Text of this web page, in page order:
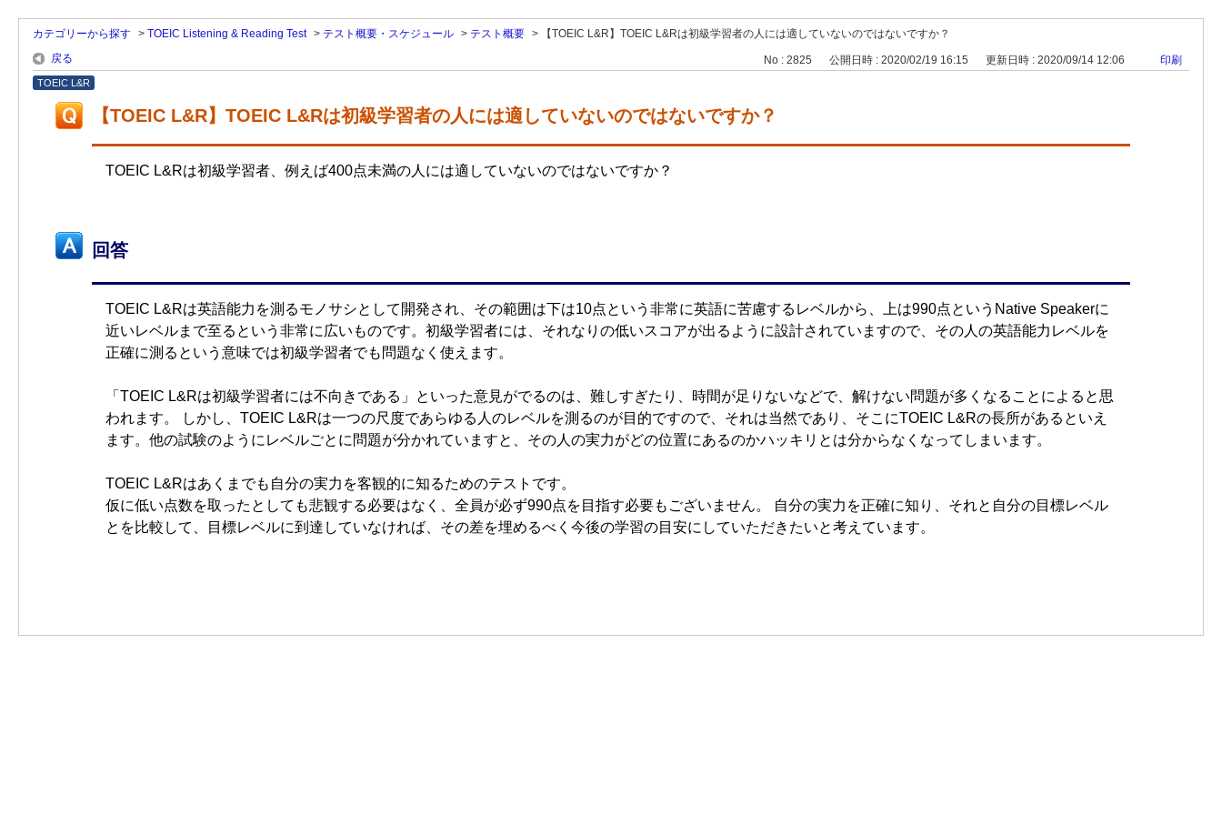
カテゴリーから探す > TOEIC Listening & Reading Test > テスト概要・スケジュール > テスト概要 >
【TOEIC L&R】TOEIC L&Rは初級学習者の人には適していないのではないですか？
戻る
No : 2825 公開日時 : 2020/02/19 16:15 更新日時 : 2020/09/14 12:06 印刷
TOEIC L&R
【TOEIC L&R】TOEIC L&Rは初級学習者の人には適していないのではないですか？
TOEIC L&Rは初級学習者、例えば400点未満の人には適していないのではないですか？
回答
TOEIC L&Rは英語能力を測るモノサシとして開発され、その範囲は下は10点という非常に英語に苦慮するレベルから、上は990点というNative Speakerに
近いレベルまで至るという非常に広いものです。初級学習者には、それなりの低いスコアが出るように設計されていますので、その人の英語能力レベルを
正確に測るという意味では初級学習者でも問題なく使えます。
「TOEIC L&Rは初級学習者には不向きである」といった意見がでるのは、難しすぎたり、時間が足りないなどで、解けない問題が多くなることによると思
われます。 しかし、TOEIC L&Rは一つの尺度であらゆる人のレベルを測るのが目的ですので、それは当然であり、そこにTOEIC L&Rの長所があるといえ
ます。他の試験のようにレベルごとに問題が分かれていますと、その人の実力がどの位置にあるのかハッキリとは分からなくなってしまいます。
TOEIC L&Rはあくまでも自分の実力を客観的に知るためのテストです。
仮に低い点数を取ったとしても悲観する必要はなく、全員が必ず990点を目指す必要もございません。 自分の実力を正確に知り、それと自分の目標レベル
とを比較して、目標レベルに到達していなければ、その差を埋めるべく今後の学習の目安にしていただきたいと考えています。